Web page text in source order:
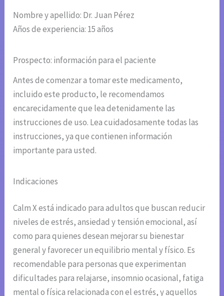
Nombre y apellido: Dr. Juan Pérez
Años de experiencia: 15 años
Prospecto: información para el paciente
Antes de comenzar a tomar este medicamento,
incluido este producto, le recomendamos
encarecidamente que lea detenidamente las
instrucciones de uso. Lea cuidadosamente todas las
instrucciones, ya que contienen información
importante para usted.
Indicaciones
Calm X está indicado para adultos que buscan reducir
niveles de estrés, ansiedad y tensión emocional, así
como para quienes desean mejorar su bienestar
general y favorecer un equilibrio mental y físico. Es
recomendable para personas que experimentan
dificultades para relajarse, insomnio ocasional, fatiga
mental o física relacionada con el estrés, y aquellos